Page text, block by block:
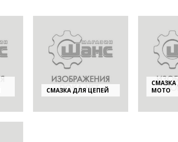
СМАЗКА ДЛЯ ЦЕПЕЙ
МОТО